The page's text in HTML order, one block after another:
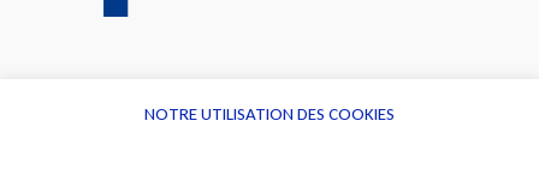
NOTRE UTILISATION DES COOKIES